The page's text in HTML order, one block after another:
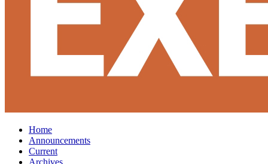
Home
Announcements
Current
Archives